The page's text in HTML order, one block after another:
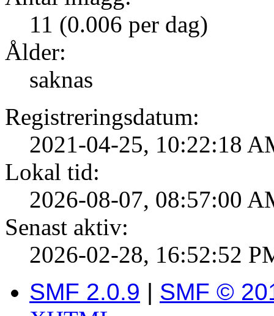
11 (0.006 per dag)
Ålder:
saknas
Registreringsdatum:
2021-04-25, 10:22:18
Lokal tid:
2026-08-07, 08:57:00
Senast aktiv:
2026-02-28, 16:52:52
SMF 2.0.9 | SMF ©